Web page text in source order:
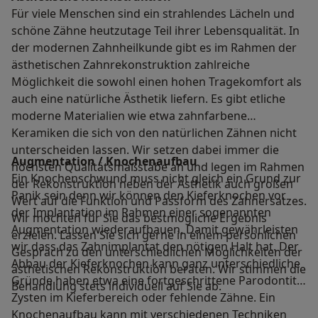
Für viele Menschen sind ein strahlendes Lächeln und
schöne Zähne heutzutage Teil ihrer Lebensqualität. In
der modernen Zahnheilkunde gibt es im Rahmen der
ästhetischen Zahnrekonstruktion zahlreiche
Möglichkeit die sowohl einen hohen Tragekomfort als
auch eine natürliche Ästhetik liefern. Es gibt etliche
moderne Materialien wie etwa zahnfarbene
Keramiken die sich von den natürlichen Zähnen nicht
unterscheiden lassen. Wir setzen dabei immer die
höchsten Qualitätsmaßstäbe an und legen im Rahmen
der Rekonstruktion neben der Ästhetik auch großen
Wert auf die Funktion und Passform des Zahnersatzes.
Wir möchten für Sie das bestmögliche Ergebnis
erzielen. Lassen Sie sich gerne in einem persönlichen
Gespräch zu den unterschiedlichen Möglichkeiten der
ästhetischen Rekonstruktion beraten. Wir stimmen die
Behandlung stets individuell auf Sie ab.
Augmentation / Knochenaufbau
Ein Knochenschwund muss nicht gleich ein Grund zur
Panik sein denn wir können den Kieferknochen vor
der Implantation im Rahmen einer sogenannten
Augmentation wiederaufbauen. Damit gewährleisten
wir dass das Zahnimplantat den nötigen Halt hat. Der
Abbau der Kieferknochen kann ganz unterschiedliche
Gründe haben etwa eine fortgeschrittene Parodontitis
Zysten im Kieferbereich oder fehlende Zähne. Ein
Knochenaufbau kann mit verschiedenen Techniken